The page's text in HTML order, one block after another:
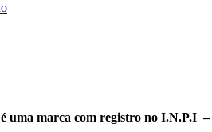
uma marca com registro no I.N.P.I –